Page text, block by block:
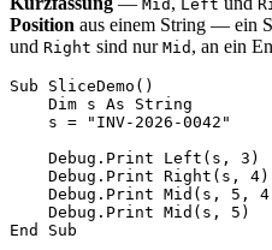
Mid Left
Position aus einem String — ein
und Right sind nur Mid , an ein
Sub SliceDemo()
    Dim s As String
    s = "INV-2026-0042"
Debug.Print Left(s, 3)
Debug.Print Right(s,
Debug.Print Mid(s, 5,
Debug.Print Mid(s, 5)